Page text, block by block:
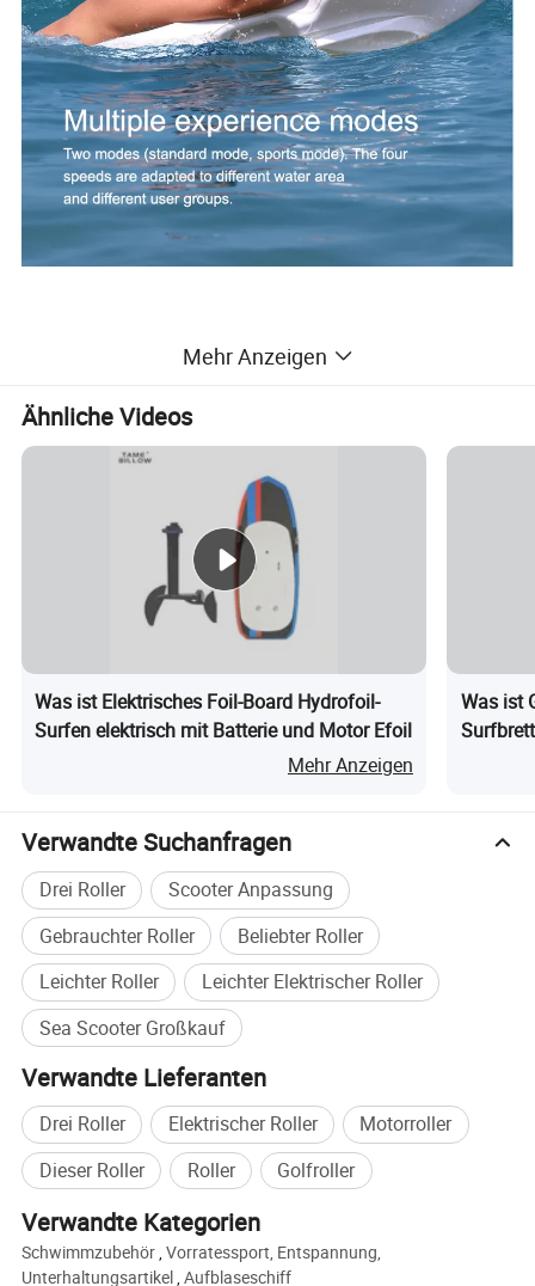
Mehr Anzeigen
Ähnliche Videos
Was ist Elektrisches Foil-Board Hydrofoil-
Surfen elektrisch mit Batterie und Motor Efoil
Mehr Anzeigen
Was ist
Verwandte Suchanfragen
Drei Roller
Scooter Anpassung
Gebrauchter Roller
Beliebter Roller
Leichter Roller
Leichter Elektrischer Roller
Sea Scooter Großkauf
Verwandte Lieferanten
Drei Roller Elektrischer Roller
Motorroller
Dieser Roller
Roller Golfroller
Verwandte Kategorien
Schwimmzubehör,Vorratessport, Entspannung,
Unterhaltungsartikel,Aufblaseschiff